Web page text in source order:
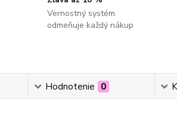
Vernostný systém
odmeňuje každý nákup
Hodnotenie 0